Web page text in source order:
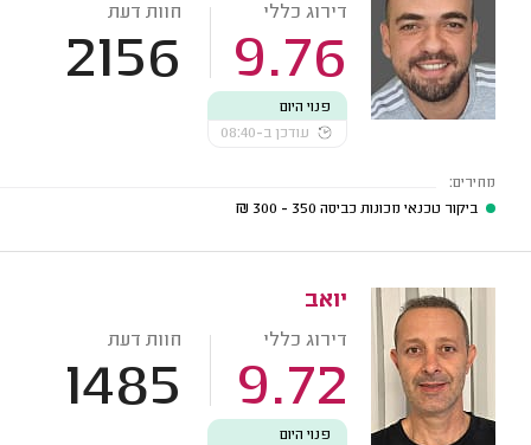
דירוג כללי
9.76
חוות דעת
2156
פנוי היום
עודכן ב-08:40
מחירים:
ביקור טכנאי מכונות כביסה 350 - 300
₪
יואב
דירוג כללי
9.72
חוות דעת
1485
פנוי היום